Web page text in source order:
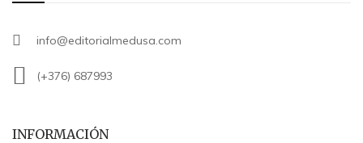
info@editorialmedusa.com
(+376) 687993
INFORMACIÓN